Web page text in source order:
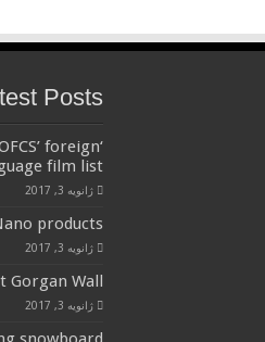
Posts
foreign
film list
ژانویه 3, 2017
products
ژانویه 3, 2017
Gorgan Wall
ژانویه 3, 2017